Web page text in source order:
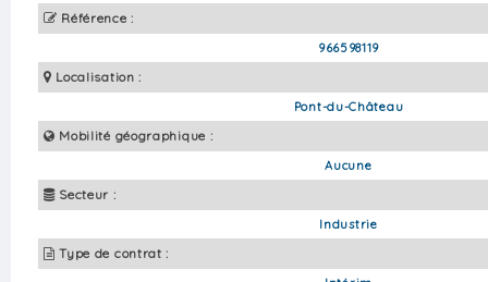
Référence :
966598119
Localisation :
Pont-du-Château
Mobilité géographique :
Aucune
Secteur :
Industrie
Type de contrat :